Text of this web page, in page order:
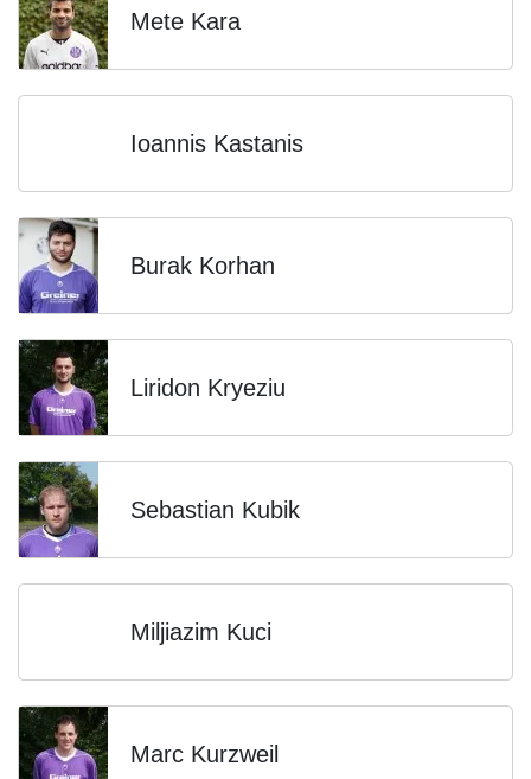
Mete Kara
Ioannis Kastanis
Burak Korhan
Liridon Kryeziu
Sebastian Kubik
Miljiazim Kuci
Marc Kurzweil